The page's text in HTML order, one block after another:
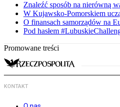
Znaleźć sposób na nierówną
W Kujawsko-Pomorskiem
O finansach samorządów na
Pod hasłem
Promowane treści
KONTAKT